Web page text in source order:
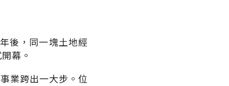
後，同一塊土地經
幕。
業跨出一大步。位